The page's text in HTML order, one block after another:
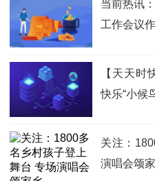
当前热讯
工作会议
【天天时
快乐“小候
关注：
演唱会颂